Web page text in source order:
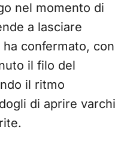
nel momento di
a lasciare
confermato, con
il filo del
il ritmo
di aprire varchi